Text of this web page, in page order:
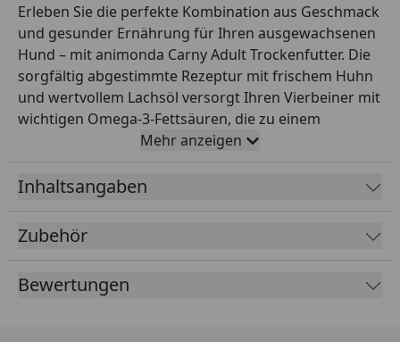
Erleben Sie die perfekte Kombination aus Geschmack
und gesunder Ernährung für Ihren ausgewachsenen
Hund – mit animonda Carny Adult Trockenfutter. Die
sorgfältig abgestimmte Rezeptur mit frischem Huhn
und wertvollem Lachsöl versorgt Ihren Vierbeiner mit
wichtigen Omega-3-Fettsäuren, die zu einem
glänzenden Fell und gesunder Haut beitragen. Ganz
ohne Getreide, Soja oder künstliche Zusatzstoffe
sorgt dieses Trockenfutter für eine optimale
Hunden. Hergestellt in Deutschland mit
hochwertigen Zutaten, bietet animonda Carny Adult
die seine Vitalität nachhaltig fördert und ihn rundum
Mehr anzeigen
Inhaltsangaben
Zubehör
Bewertungen